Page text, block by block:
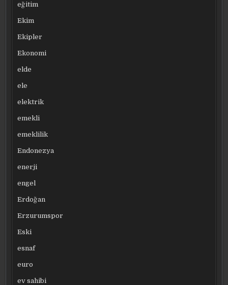
eğitim
Ekim
Ekipler
Ekonomi
elde
ele
elektrik
emekli
emeklilik
Endonezya
enerji
engel
Erdoğan
Erzurumspor
Eski
esnaf
euro
ev sahibi